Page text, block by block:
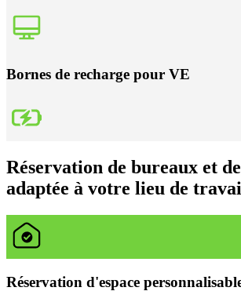
Bornes de recharge pour VE
Réservation de bureaux et
adaptée à votre lieu de
Réservation d'espace